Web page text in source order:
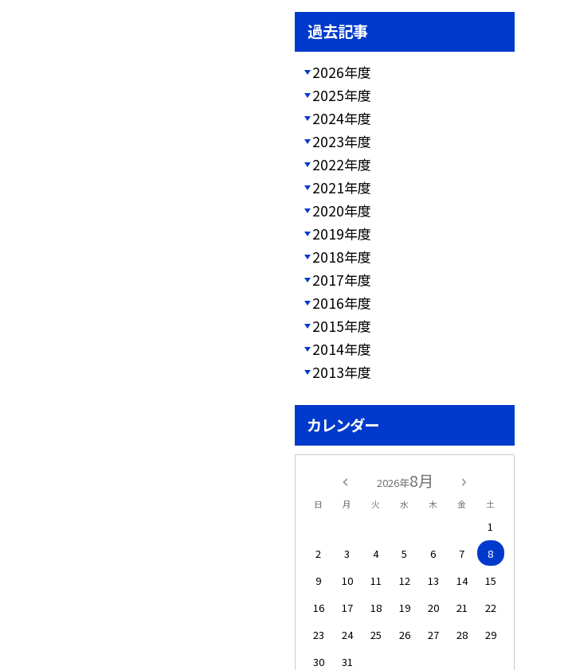
過去記事
2026年度
2025年度
2024年度
2023年度
2022年度
2021年度
2020年度
2019年度
2018年度
2017年度
2016年度
2015年度
2014年度
2013年度
カレンダー
2026年8月
日 月 火 水 木 金 土
1
2
3 4 5 6 7
8
9
10 11 12 13 14
15
16
17 18 19 20 21
22
23
24 25 26 27 28
29
30
31